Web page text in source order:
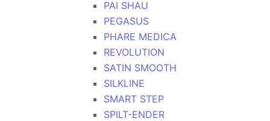
PAI SHAU
PEGASUS
PHARE MEDICA
REVOLUTION
SATIN SMOOTH
SILKLINE
SMART STEP
SPILT-ENDER